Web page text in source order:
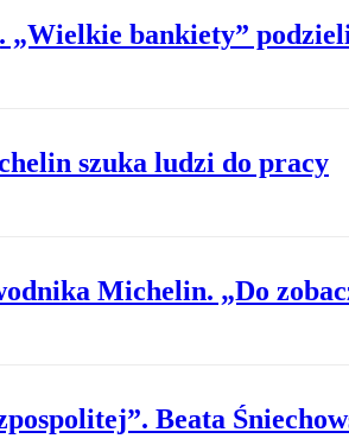
bankiety”
szuka ludzi do pracy
Michelin. „Do
Beata